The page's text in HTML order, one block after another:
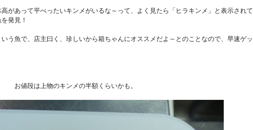
があって平べったいキンメがいるな～って、よく見たら「ヒラキンメ」と表示されて
発見！
う魚で、店主曰く、珍しいから箱ちゃんにオススメだよ～とのことなので、早速ゲッ
お値段は上物のキンメの半額くらいかも。